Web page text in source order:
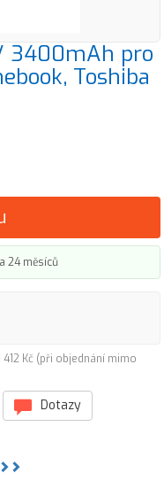
3400mAh pro
Toshiba
24 měsíců
412 Kč (při objednání mimo
Dotazy